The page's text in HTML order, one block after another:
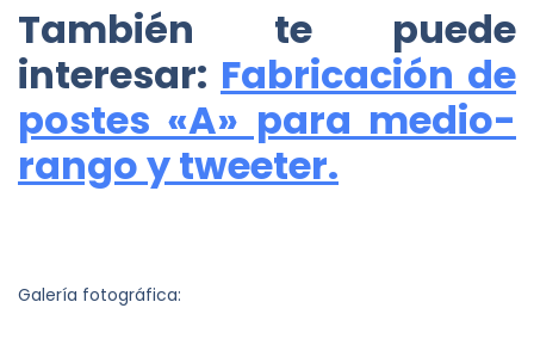
También te puede
interesar: Fabricación de
postes «A» para medio-
rango y tweeter.
Galería fotográfica: